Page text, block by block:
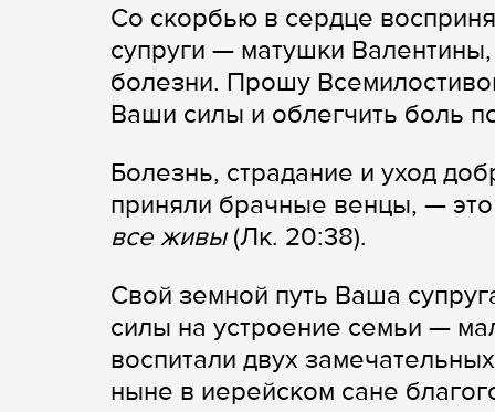
Со скорбью в сердце
супруги — матушки
болезни. Прошу
Ваши силы и облегчить боль
Болезнь, страдание и уход
приняли брачные венцы, —
все живы(Лк. 20:38).
Свой земной путь Ваша
силы на устроение семьи —
воспитали двух
ныне в иерейском сане